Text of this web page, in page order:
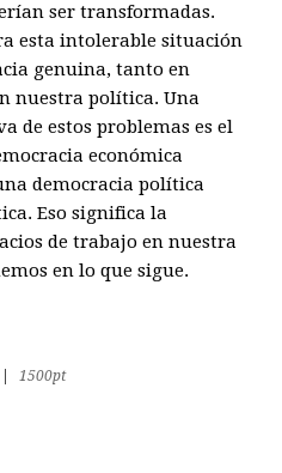
ser transformadas.
esta intolerable situación
genuina, tanto en
nuestra política. Una
de estos problemas es el
económica
democracia política
Eso significa la
de trabajo en nuestra
en lo que sigue.
1500pt